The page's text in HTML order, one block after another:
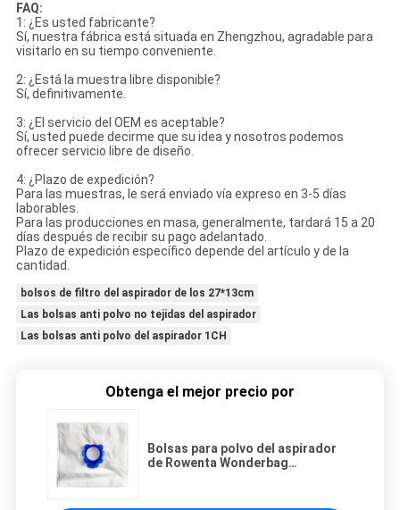
FAQ:
1: ¿Es usted fabricante?
Sí, nuestra fábrica está situada en Zhengzhou, agradable para
visitarlo en su tiempo conveniente.
2: ¿Está la muestra libre disponible?
Sí, definitivamente.
3: ¿El servicio del OEM es aceptable?
Sí, usted puede decirme que su idea y nosotros podemos
ofrecer servicio libre de diseño.
4: ¿Plazo de expedición?
Para las muestras, le será enviado vía expreso en 3-5 días
laborables.
Para las producciones en masa, generalmente, tardará 15 a 20
días después de recibir su pago adelantado.
Plazo de expedición específico depende del artículo y de la
cantidad.
bolsos de filtro del aspirador de los 27*13cm
Las bolsas anti polvo no tejidas del aspirador
Las bolsas anti polvo del aspirador 1CH
Obtenga el mejor precio por
Bolsas para polvo del aspirador
de Rowenta Wonderbag